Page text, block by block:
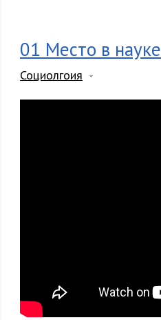
01 Место в науке
Социолгоия